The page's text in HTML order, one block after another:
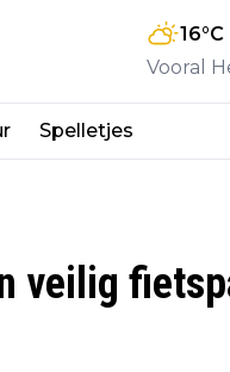
16°C
Vooral
Spelletjes
veilig